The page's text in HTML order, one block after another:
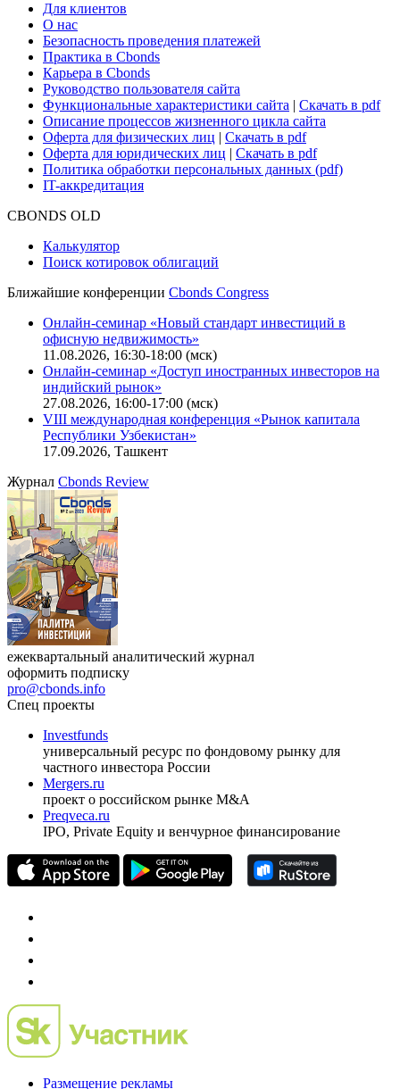
Для клиентов
О нас
Безопасность проведения платежей
Практика в Cbonds
Карьера в Cbonds
Руководство пользователя сайта
Функциональные характеристики сайта | Скачать в pdf
Описание процессов жизненного цикла сайта
Оферта для физических лиц | Скачать в pdf
Оферта для юридических лиц | Скачать в pdf
Политика обработки персональных данных (pdf)
IT-аккредитация
CBONDS OLD
Калькулятор
Поиск котировок облигаций
Ближайшие конференции Cbonds Congress
Онлайн-семинар «Новый стандарт инвестиций в
офисную недвижимость»
11.08.2026, 16:30-18:00 (мск)
Онлайн-семинар «Доступ иностранных инвесторов на
индийский рынок»
27.08.2026, 16:00-17:00 (мск)
VIII международная конференция «Рынок капитала
Республики Узбекистан»
17.09.2026, Ташкент
Журнал Cbonds Review
ежеквартальный аналитический журнал
оформить подписку
pro@cbonds.info
Спец проекты
Investfunds
универсальный ресурс по фондовому рынку для
частного инвестора России
Mergers.ru
проект о российском рынке M&A
Preqveca.ru
IPO, Private Equity и венчурное финансирование
Размещение рекламы